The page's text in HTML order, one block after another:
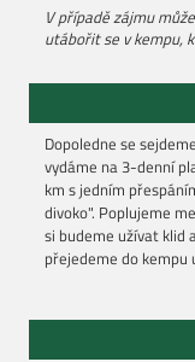
V případě zájmu
utábořit se v kempu,
Dopoledne se
vydáme na 3-denní
km s jedním
divoko". Poplujeme
si budeme užívat klid
přejedeme do kempu